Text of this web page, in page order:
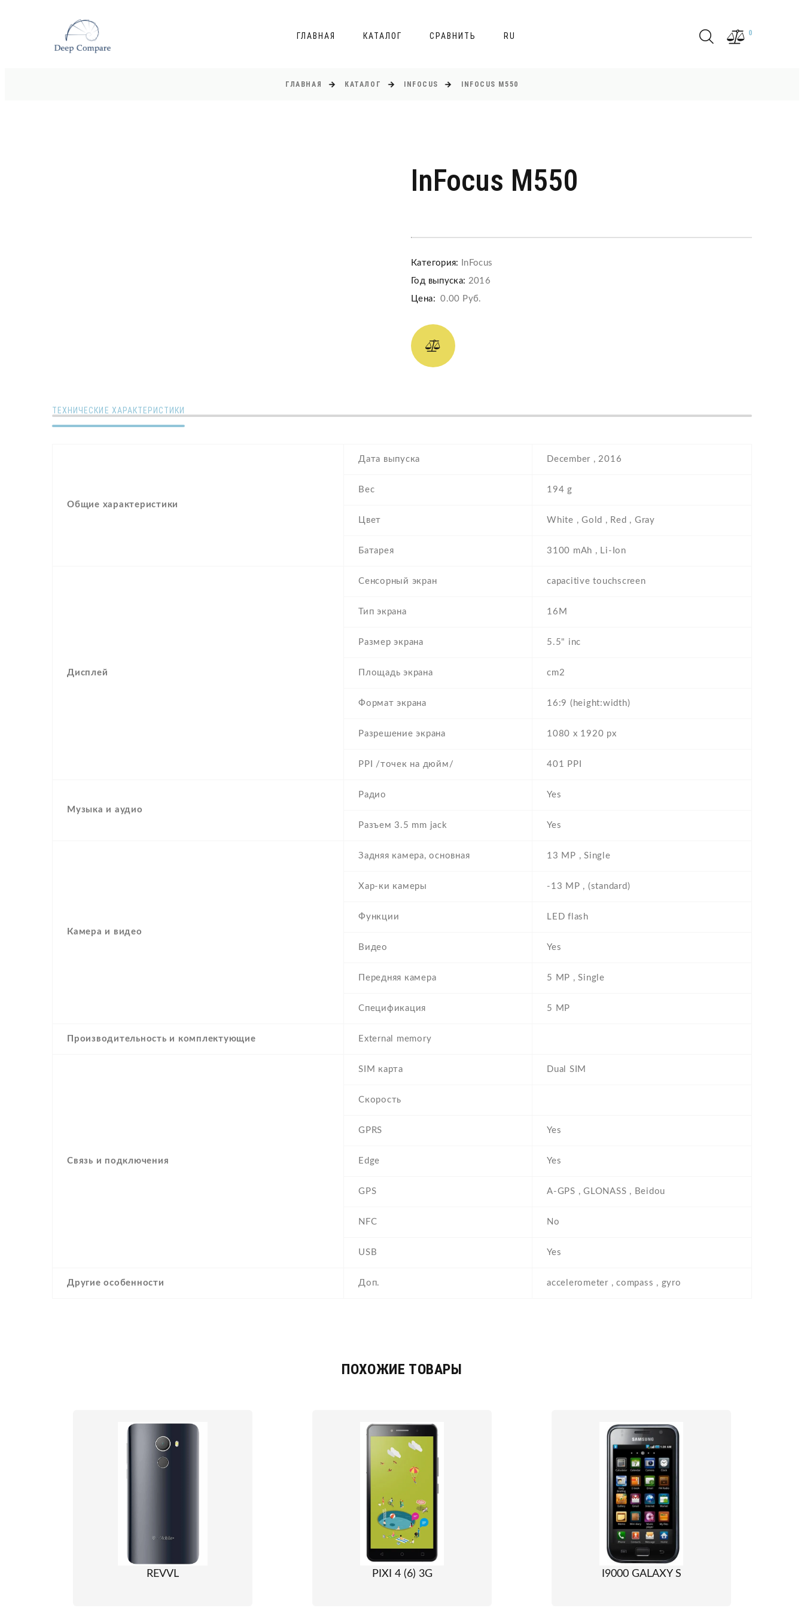
ГЛАВНАЯ КАТАЛОГ СРАВНИТЬ RU 0
ГЛАВНАЯ КАТАЛОГ INFOCUS INFOCUS M550
InFocus M550
Категория:
InFocus
Год выпуска: 2016
Цена: 0.00 Руб.
ТЕХНИЧЕСКИЕ ХАРАКТЕРИСТИКИ
Общие характеристики
Дата выпуска December , 2016
Вес 194 g
Цвет White , Gold , Red , Gray
Батарея 3100 mAh , Li-Ion
Дисплей
Сенсорный экран capacitive touchscreen
Тип экрана 16M
Размер экрана 5.5" inc
Площадь экрана cm2
Формат экрана 16:9 (height:width)
Разрешение экрана 1080 x 1920 px
PPI /точек на дюйм/ 401 PPI
Музыка и аудио
Радио Yes
Разъем 3.5 mm jack Yes
Камера и видео
Задняя камера, основная 13 MP , Single
Хар-ки камеры -13 MP , (standard)
Функции LED flash
Видео Yes
Передняя камера 5 MP , Single
Спецификация 5 MP
Производительность и комплектующие External memory
Связь и подключения
SIM карта Dual SIM
Скорость
GPRS Yes
Edge Yes
GPS A-GPS , GLONASS , Beidou
NFC No
USB Yes
Другие особенности Доп. accelerometer , compass , gyro
ПОХОЖИЕ ТОВАРЫ
REVVL PIXI 4 (6) 3G I9000 GALAXY S